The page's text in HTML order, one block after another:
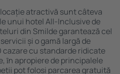
atractivă sunt câteva
unui hotel All-Inclusive de
din Smilde garantează cel
și o gamă largă de
cu standarde ridicate
ȋn apropiere de principalele
pot folosi parcarea gratuită